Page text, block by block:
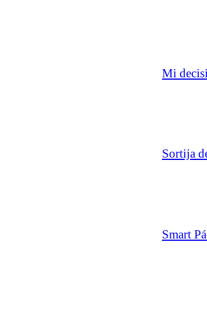
Mi
Sortija
Smart